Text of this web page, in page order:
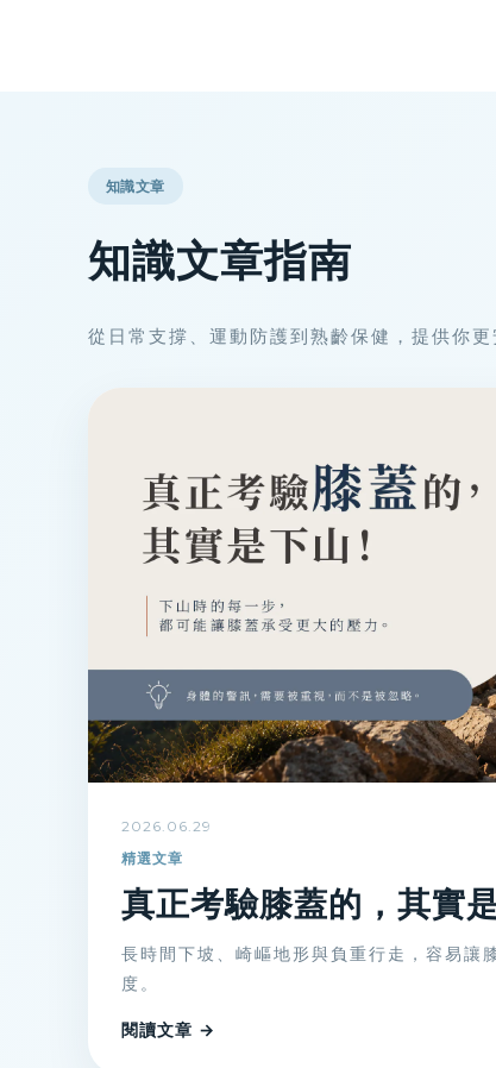
知識文章
知識文章指南
從日常支撐、運動防護到熟齡保健，提供你更
2026.06.29
精選文章
真正考驗膝蓋的，其實
長時間下坡、崎嶇地形與負重行走，容易讓
度。
閱讀文章 →